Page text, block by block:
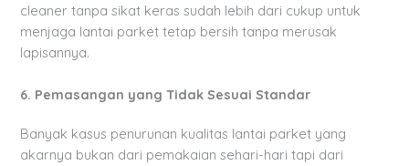
cleaner tanpa sikat keras sudah lebih dari cukup untuk
menjaga lantai parket tetap bersih tanpa merusak
lapisannya.
6. Pemasangan yang Tidak Sesuai Standar
Banyak kasus penurunan kualitas lantai parket yang
akarnya bukan dari pemakaian sehari-hari tapi dari